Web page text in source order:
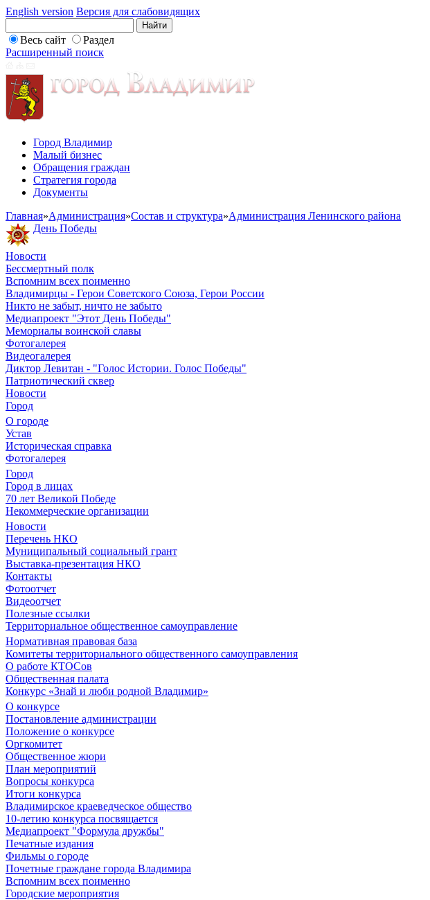
English version Версия для слабовидящих
Весь сайт
Раздел
Расширенный поиск
Город Владимир
Малый бизнес
Обращения граждан
Стратегия города
Документы
Главная»Администрация»Состав и структура»Администрация Ленинского района
День Победы
Новости
Бессмертный полк
Вспомним всех поименно
Владимирцы - Герои Советского Союза, Герои России
Никто не забыт, ничто не забыто
Медиапроект "Этот День Победы"
Мемориалы воинской славы
Фотогалерея
Видеогалерея
Диктор Левитан - "Голос Истории. Голос Победы"
Патриотический сквер
Новости
Город
О городе
Устав
Историческая справка
Фотогалерея
Город
Город в лицах
70 лет Великой Победе
Некоммерческие организации
Новости
Перечень НКО
Муниципальный социальный грант
Выставка-презентация НКО
Контакты
Фотоотчет
Видеоотчет
Полезные ссылки
Территориальное общественное самоуправление
Нормативная правовая база
Комитеты территориального общественного самоуправления
О работе КТОСов
Общественная палата
Конкурс «Знай и люби родной Владимир»
О конкурсе
Постановление администрации
Положение о конкурсе
Оргкомитет
Общественное жюри
План мероприятий
Вопросы конкурса
Итоги конкурса
Владимирское краеведческое общество
10-летию конкурса посвящается
Медиапроект "Формула дружбы"
Печатные издания
Фильмы о городе
Почетные граждане города Владимира
Вспомним всех поименно
Городские мероприятия